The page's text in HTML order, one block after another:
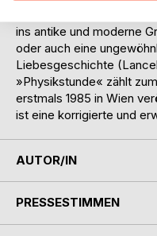
ins antike und moderne
oder auch eine
Liebesgeschichte
»Physikstunde« zählt
erstmals 1985 in Wien
ist eine korrigierte und
AUTOR/IN
PRESSESTIMMEN